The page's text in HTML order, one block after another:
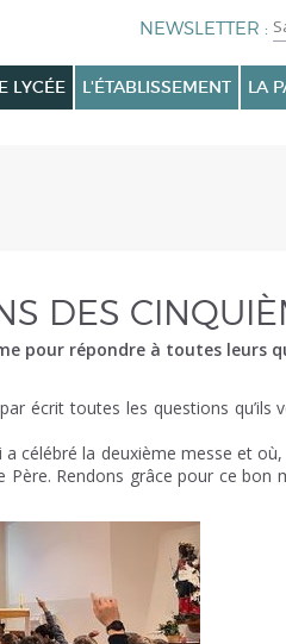
LYCÉE L'ÉTABLISSEMENT LA
DES
pour répondre à toutes leurs
écrit toutes les questions qu’ils
célébré la deuxième messe et
Rendons grâce pour ce bon